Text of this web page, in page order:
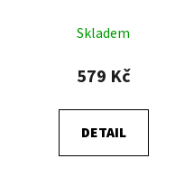
Skladem
579 Kč
DETAIL